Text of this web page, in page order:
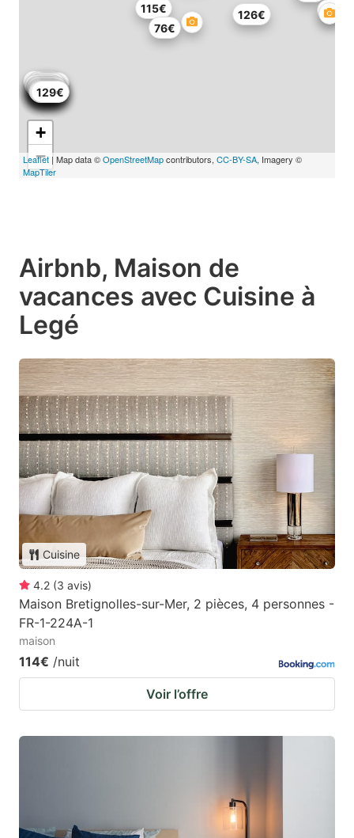
115€ 126€
76€
68€
166€
113€
133€
113€
111€
113€
174€
161€
76€
181€
181€
121€
125€
115€
129€
144€
116€
252€
+
−
Leaflet | Map data ©OpenStreetMapcontributors, CC-BY-SA, Imagery ©
MapTiler
Airbnb, Maison de
vacances avec Cuisine à
Legé
Cuisine
4.2 (3 avis)
Maison Bretignolles-sur-Mer, 2 pièces, 4 personnes -
FR-1-224A-1
maison
114€ /nuit
Voir l’offre